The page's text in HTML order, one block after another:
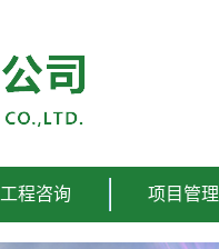
工程咨询 项目管理